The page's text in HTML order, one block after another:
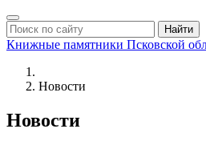
Найти
Книжные памятники Псковской
Новости
Новости